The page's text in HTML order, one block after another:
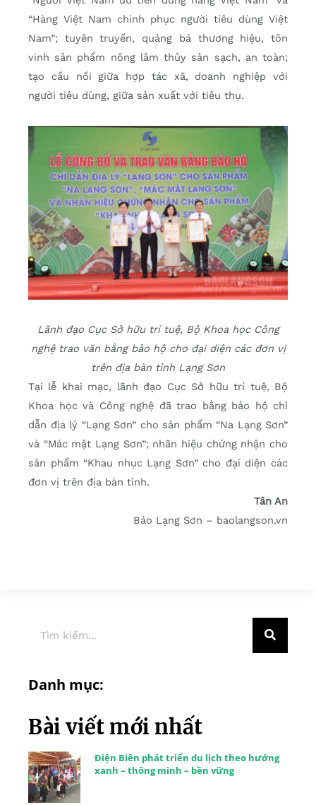
“Hàng Việt Nam chinh phục người tiêu dùng Việt
Nam”; tuyên truyền, quảng bá thương hiệu, tôn
vinh sản phẩm nông lâm thủy sản sạch, an toàn;
tạo cầu nối giữa hợp tác xã, doanh nghiệp với
người tiêu dùng, giữa sản xuất với tiêu thụ.
Lãnh đạo Cục Sở hữu trí tuệ, Bộ Khoa học Công
nghệ trao văn bằng bảo hộ cho đại diện các đơn vị
trên địa bàn tỉnh Lạng Sơn
Tại lễ khai mạc, lãnh đạo Cục Sở hữu trí tuệ, Bộ
Khoa học và Công nghệ đã trao bằng bảo hộ chỉ
dẫn địa lý “Lạng Sơn” cho sản phẩm “Na Lạng Sơn”
và “Mác mật Lạng Sơn”; nhãn hiệu chứng nhận cho
sản phẩm “Khau nhục Lạng Sơn” cho đại diện các
đơn vị trên địa bàn tỉnh.
Tân An
Báo Lạng Sơn – baolangson.vn
Danh mục:
Bài viết mới nhất
Điện Biên phát triển du lịch theo hướng
xanh – thông minh – bền vững